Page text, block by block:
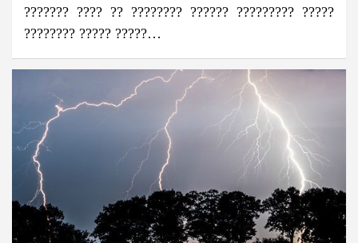
??????? ???? ?? ???????? ?????? ????????? ?????
???????? ????? ?????…